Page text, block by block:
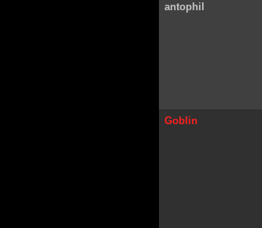
antophil
Goblin